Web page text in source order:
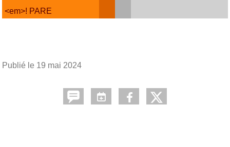
<em>! PARE
Publié le 19 mai 2024